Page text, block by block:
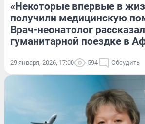
«Некоторые впервые в
получили медицинскую
Врач-неонатолог
гуманитарной поездке в
29 января, 2026, 17:00 594 Обсудить